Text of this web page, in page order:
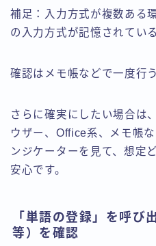
補足：入力方式が複数ある
の入力方式が記憶されてい
確認はメモ帳などで一度行
さらに確実にしたい場合は
ウザー、Office系、メモ帳
ンジケーターを見て、想定
安心です。
「単語の登録」を呼び
等）を確認